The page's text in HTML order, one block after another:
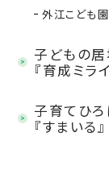
外江こども園
子どもの居
『育成ミラ
子育てひろ
『すまいる』